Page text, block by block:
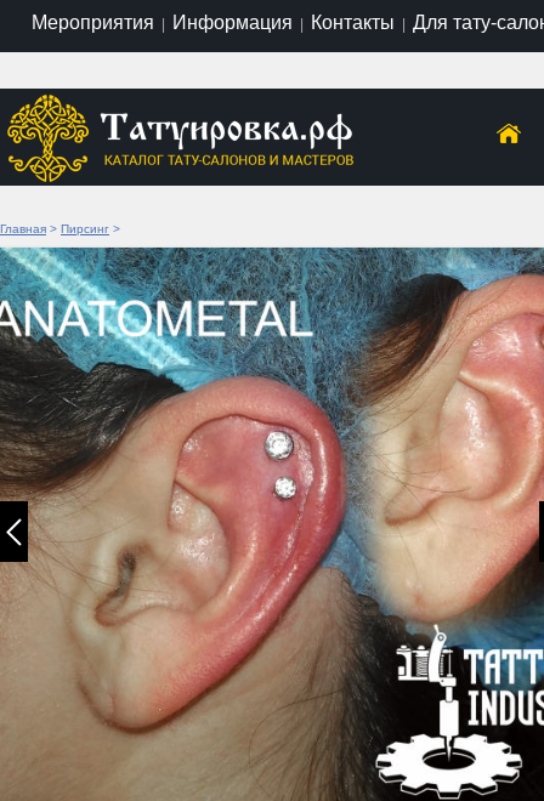
Мероприятия | Информация | Контакты | Для тату-
Главная > Пирсинг >